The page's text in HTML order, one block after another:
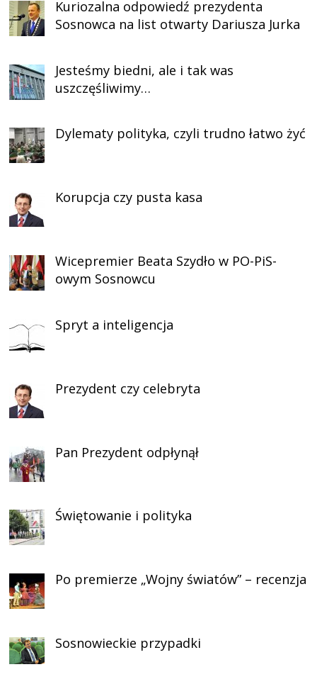
Kuriozalna odpowiedź prezydenta
Sosnowca na list otwarty Dariusza Jurka
Jesteśmy biedni, ale i tak was
uszczęśliwimy…
Dylematy polityka, czyli trudno łatwo żyć
Korupcja czy pusta kasa
Wicepremier Beata Szydło w PO-PiS-
owym Sosnowcu
Spryt a inteligencja
Prezydent czy celebryta
Pan Prezydent odpłynął
Świętowanie i polityka
Po premierze „Wojny światów” – recenzja
Sosnowieckie przypadki